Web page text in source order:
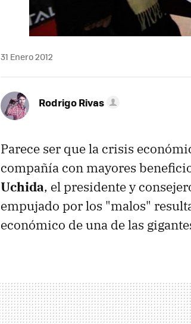
31 Enero 2012
Rodrigo Rivas
Parece ser que la crisis
compañía con mayores
Uchida, el presidente y
empujado por los "malos"
económico de una de las